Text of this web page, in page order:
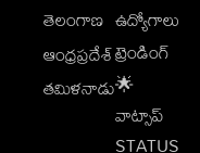
తెలంగాణ
ఆంధ్రప్రదేశ్
తమిళనాడు
ఉద్యోగాలు
ట్రెండింగ్
🌟
వాట్సాప్
STATUS